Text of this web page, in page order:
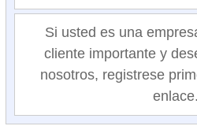
Si usted es una
cliente importante y
nosotros, registrese
enlace.